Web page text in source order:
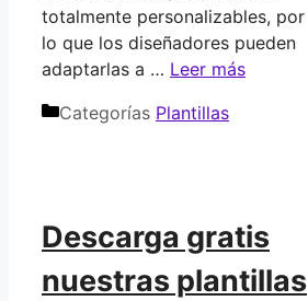
totalmente personalizables, por
lo que los diseñadores pueden
adaptarlas a … Leer más
Categorías Plantillas
Descarga gratis
nuestras plantillas